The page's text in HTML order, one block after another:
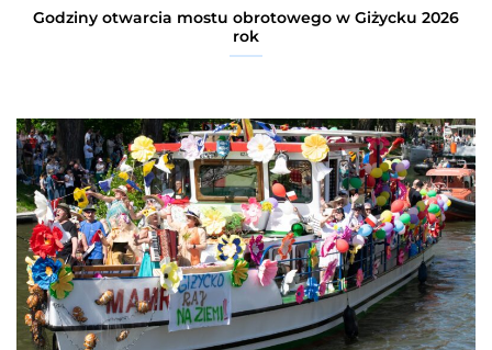
Godziny otwarcia mostu obrotowego w Giżycku 2026
rok